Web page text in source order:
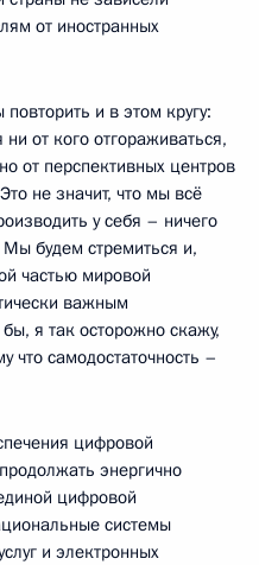
от иностранных
и в этом кругу:
от кого отгораживаться,
от перспективных центров
не значит, что мы всё
у себя – ничего
будем стремиться и,
частью мировой
важным
я так осторожно скажу,
что самодостаточность –
цифровой
энергично
цифровой
системы
и электронных